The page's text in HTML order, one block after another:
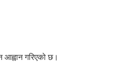
गरिएको छ।